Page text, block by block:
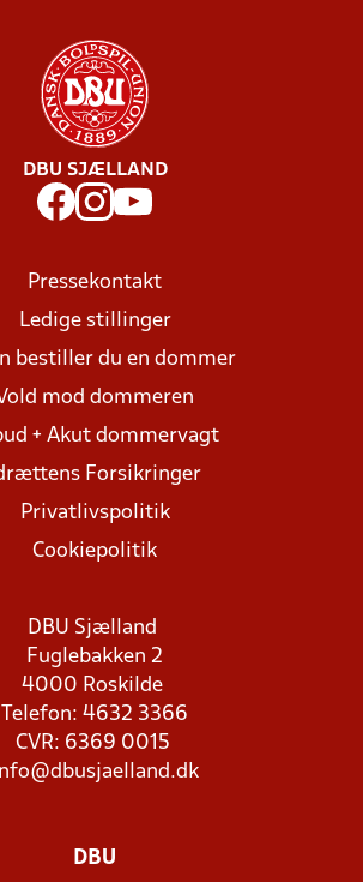
DBU SJÆLLAND
Pressekontakt
Ledige stillinger
bestiller du en dommer
mod dommeren
+ Akut dommervagt
Forsikringer
Privatlivspolitik
Cookiepolitik
DBU Sjælland
Fuglebakken 2
4000 Roskilde
Telefon: 4632 3366
CVR: 6369 0015
DBU